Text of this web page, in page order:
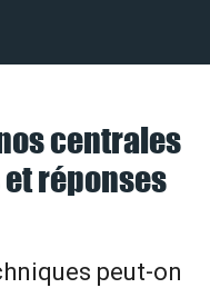
centrales
réponses
peut-on